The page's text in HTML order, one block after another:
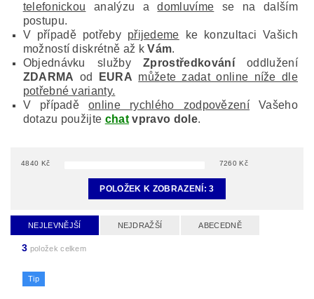
telefonickou analýzu adomluvíme se na dalším
postupu.
V případě potřeby přijedeme ke konzultaci Vašich
možností diskrétně až kVám.
Objednávku služby
Zprostředkováníoddlužení
ZDARMA od EURA můžete zadat online níže dle
potřebné varianty.
V případěonline rychlého zodpovězení Vašeho
dotazu použijte chatvpravo dole.
4840 Kč 7260 Kč
POLOŽEK K ZOBRAZENÍ:3
NEJLEVNĚJŠÍ NEJDRAŽŠÍ ABECEDNĚ
3 položek celkem
Tip